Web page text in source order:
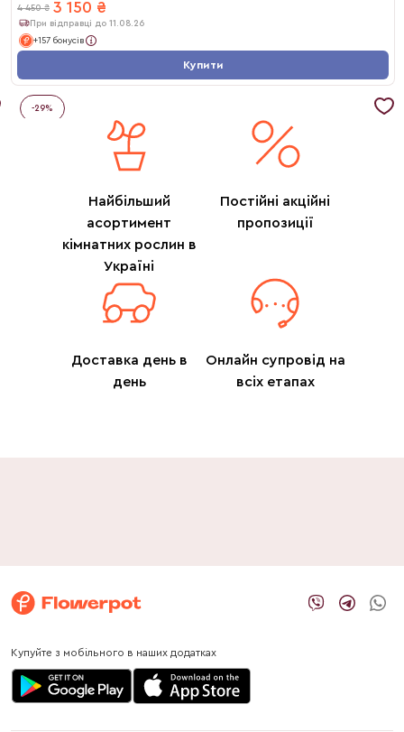
4 450 ₴ 3 150 ₴
При відправці до 11.08.26
+157 бонусів
Купити
-29%
Найбільший
асортимент
кімнатних рослин в
Україні
Постійні акційні
пропозиції
Доставка день в
день
Онлайн супровід на
всіх етапах
Купуйте з мобільного в наших додатках